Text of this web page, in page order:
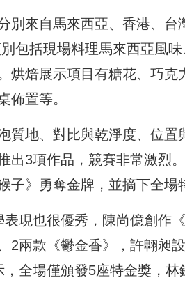
別來自馬來西亞、香港、台
包括現場料理馬來西亞風
烘焙展示項目有糖花、巧克
佈置等。
質地、對比與乾淨度、位置
出3項作品，競賽非常激烈
》勇奪金牌，並摘下全場
現也很優秀，陳尚億創作
2兩款《鬱金香》，許翺昶
全場僅頒發5座特金獎，林